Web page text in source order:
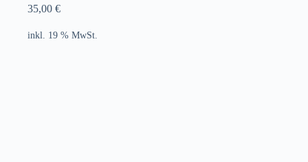
35,00 €
inkl. 19 % MwSt.